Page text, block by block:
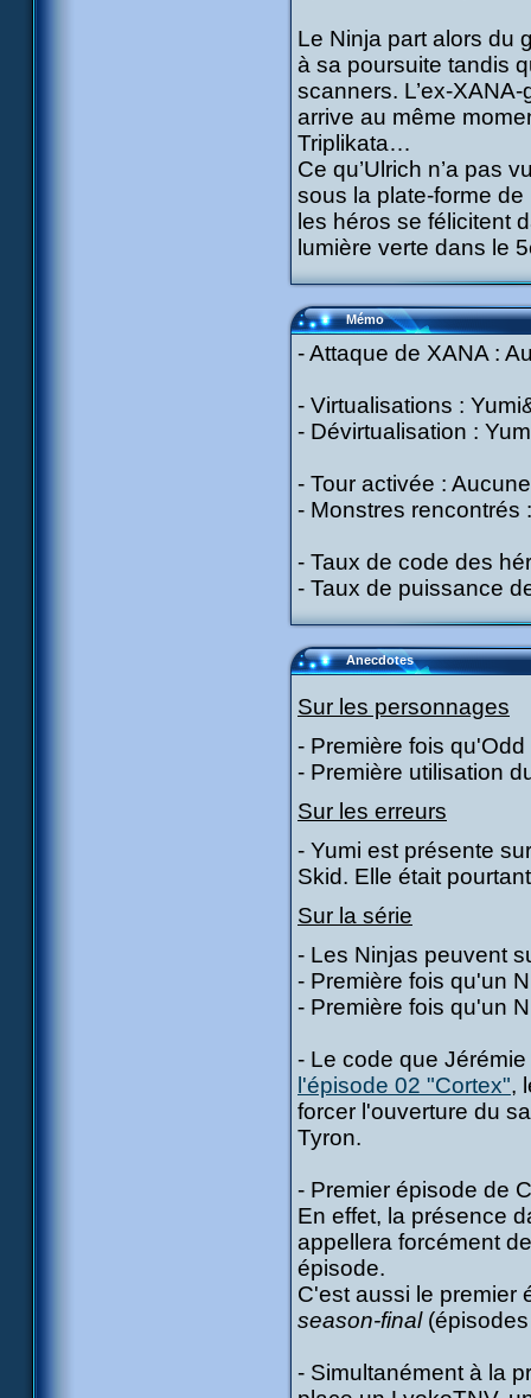
Le Ninja part alors du
à sa poursuite tandis
scanners. L’ex-
arrive au même
Triplikata…
Ce qu’Ulrich n’a pas
sous la plate-forme
les héros se félicitent
lumière verte dans le
Mémo
- Attaque de XANA :
- Virtualisations :
- Dévirtualisation :
- Tour activée : Aucune
- Monstres rencontrés
- Taux de code des
- Taux de puissance
Anecdotes
Sur les personnages
- Première fois
- Première utilisation
Sur les erreurs
- Yumi est présente
Skid. Elle était
Sur la série
- Les Ninjas peuvent
- Première fois qu'un
- Première fois qu'un
- Le code que
l'épisode 02 "Cortex",
forcer l'ouverture du
Tyron.
- Premier épisode de
En effet, la présence
appellera forcément
épisode.
C'est aussi le premier
season-final(épisodes
- Simultanément à la